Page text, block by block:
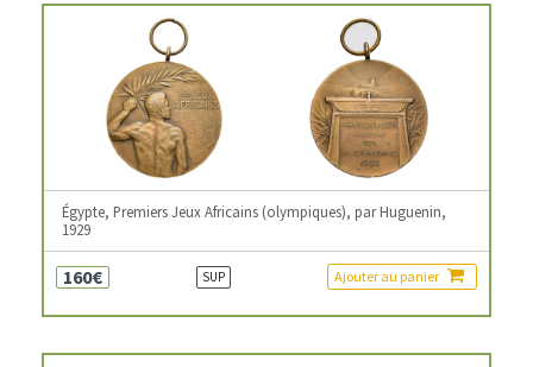
Égypte, Premiers Jeux Africains (olympiques), par Huguenin,
1929
160€ SUP Ajouter au panier